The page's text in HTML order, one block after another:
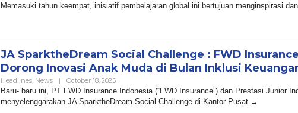
Memasuki tahun keempat, inisiatif pembelajaran global ini bertujuan menginspirasi dan
JA SparktheDream Social Challenge : FWD
Dorong Inovasi Anak Muda di Bulan Inklusi
Headlines, News | October 18, 2025By
Admin
Baru- baru ini, PT FWD Insurance Indonesia (“FWD Insurance”) dan Prestasi Junior
menyelenggarakan JA SparktheDream Social Challenge di Kantor Pusat